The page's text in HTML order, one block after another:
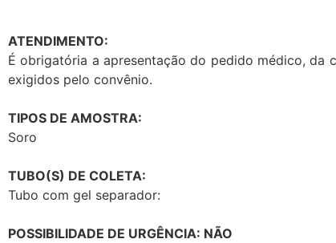
ATENDIMENTO:
É obrigatória a apresentação do pedido médico,
exigidos pelo convênio.
TIPOS DE AMOSTRA:
Soro
TUBO(S) DE COLETA:
Tubo com gel separador:
POSSIBILIDADE DE URGÊNCIA: NÃO